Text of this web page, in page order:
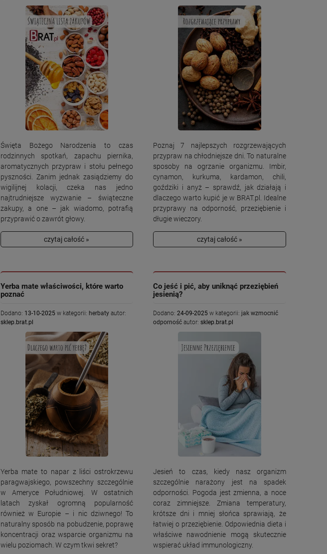
Święta Bożego Narodzenia to czas
rodzinnych spotkań, zapachu piernika,
aromatycznych przypraw i stołu pełnego
pyszności. Zanim jednak zasiądziemy do
wigilijnej kolacji, czeka nas jedno
najtrudniejsze wyzwanie – świąteczne
zakupy, a one – jak wiadomo, potrafią
przyprawić o zawrót głowy.
czytaj całość »
Poznaj 7 najlepszych rozgrzewających
przypraw na chłodniejsze dni. To naturalne
sposoby na ogrzanie organizmu. Imbir,
cynamon, kurkuma, kardamon, chili,
goździki i anyż – sprawdź, jak działają i
dlaczego warto kupić je w BRAT.pl. Idealne
przyprawy na odporność, przeziębienie i
długie wieczory.
czytaj całość »
Yerba mate właściwości, które warto
poznać
Dodano: 13-10-2025w kategorii: herbatyautor:
sklep.brat.pl
Yerba mate to napar z liści ostrokrzewu
paragwajskiego, powszechny szczególnie
w Ameryce Południowej. W ostatnich
latach zyskał ogromną popularność
również w Europie – i nic dziwnego! To
naturalny sposób na pobudzenie, poprawę
koncentracji oraz wsparcie organizmu na
wielu poziomach. W czym tkwi sekret?
Co jeść i pić, aby uniknąć przeziębień
jesienią?
Dodano:24-09-2025 w kategorii: jak wzmocnić
odporność autor:sklep.brat.pl
Jesień to czas, kiedy nasz organizm
szczególnie narażony jest na spadek
odporności. Pogoda jest zmienna, a noce
coraz zimniejsze. Zmiana temperatury,
krótsze dni i mniej słońca sprawiają, że
łatwiej o przeziębienie. Odpowiednia dieta i
właściwe nawodnienie mogą skutecznie
wspierać układ immunologiczny.